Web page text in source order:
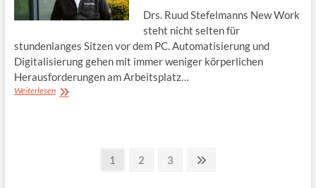
Drs. Ruud Stefelmanns New Work
steht nicht selten für
stundenlanges Sitzen vor dem PC. Automatisierung und
Digitalisierung gehen mit immer weniger körperlichen
Herausforderungen am Arbeitsplatz…
WeiterlesenBewegte
Seitennummerierung
Page
1 Page
2 Page
3
Next